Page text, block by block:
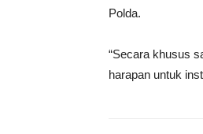
Polda.
“Secara khusus
harapan untuk